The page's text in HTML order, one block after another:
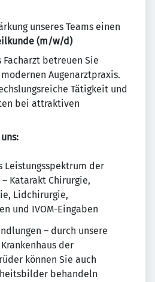
unseres Teams einen
(m/w/d)
betreuen Sie
Augenarztpraxis.
Tätigkeit und
bei attraktiven
Leistungsspektrum der
Katarakt Chirurgie,
Lidchirurgie,
und IVOM-Eingaben
– durch unsere
der
können Sie auch
behandeln